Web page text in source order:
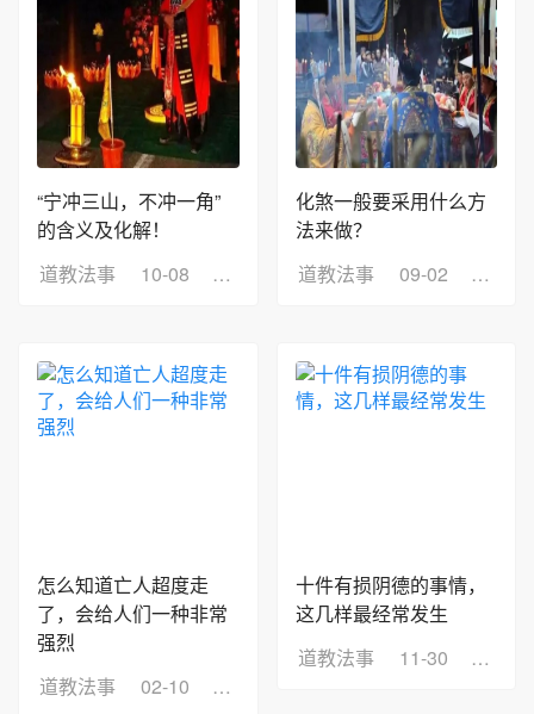
“宁冲三山，不冲一角”
的含义及化解！
道教法事
10-08 浏览：3
化煞一般要采用什么方
法来做？
道教法事
09-02 浏览
怎么知道亡人超度走
了，会给人们一种非常
强烈
道教法事
02-10 浏览：6
十件有损阴德的事情，
这几样最经常发生
道教法事
11-30 浏览